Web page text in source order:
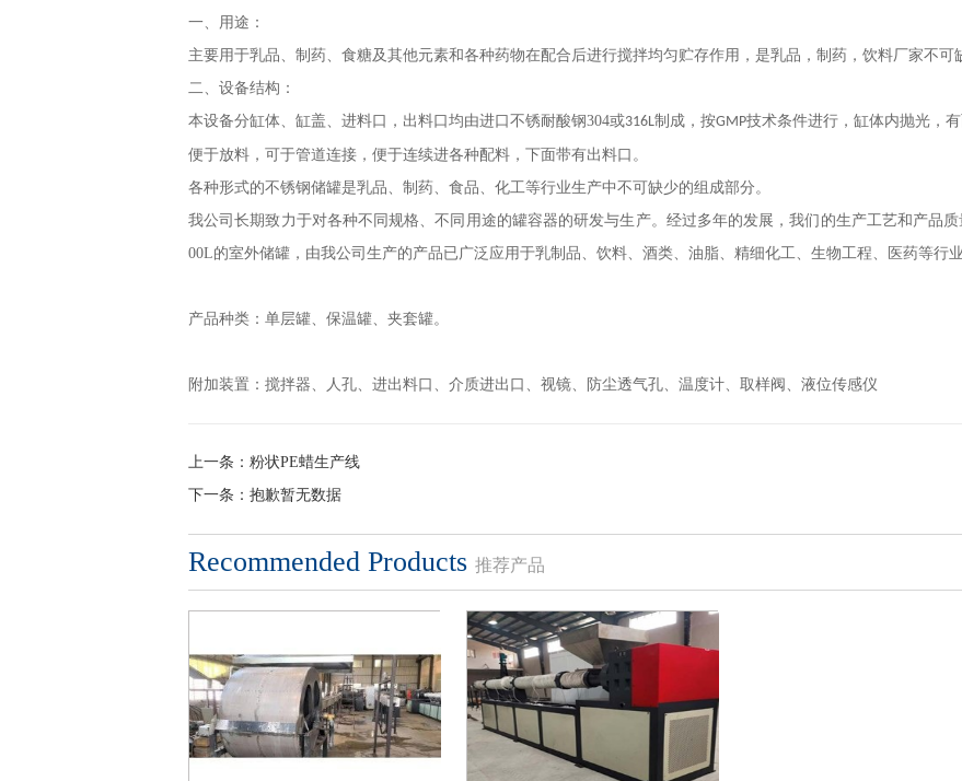
一、用途：
主要用于乳品、制药、食糖及其他元素和各种药物在配合后进行搅拌均匀贮存作用，是乳品，制药，饮料厂家不可
二、设备结构：
本设备分缸体、缸盖、进料口，出料口均由进口不锈耐酸钢304或316L制成，按GMP技术条件进行，缸体内抛光，
便于放料，可于管道连接，便于连续进各种配料，下面带有出料口。
各种形式的不锈钢储罐是乳品、制药、食品、化工等行业生产中不可缺少的组成部分。
我公司长期致力于对各种不同规格、不同用途的罐容器的研发与生产。经过多年的发展，我们的生产工艺和产品
00L的室外储罐，由我公司生产的产品已广泛应用于乳制品、饮料、酒类、油脂、精细化工、生物工程、医药等行业
产品种类：单层罐、保温罐、夹套罐。
附加装置：搅拌器、人孔、进出料口、介质进出口、视镜、防尘透气孔、温度计、取样阀、液位传感仪
上一条： 粉状PE蜡生产线
下一条： 抱歉暂无数据
Recommended Products 推荐产品